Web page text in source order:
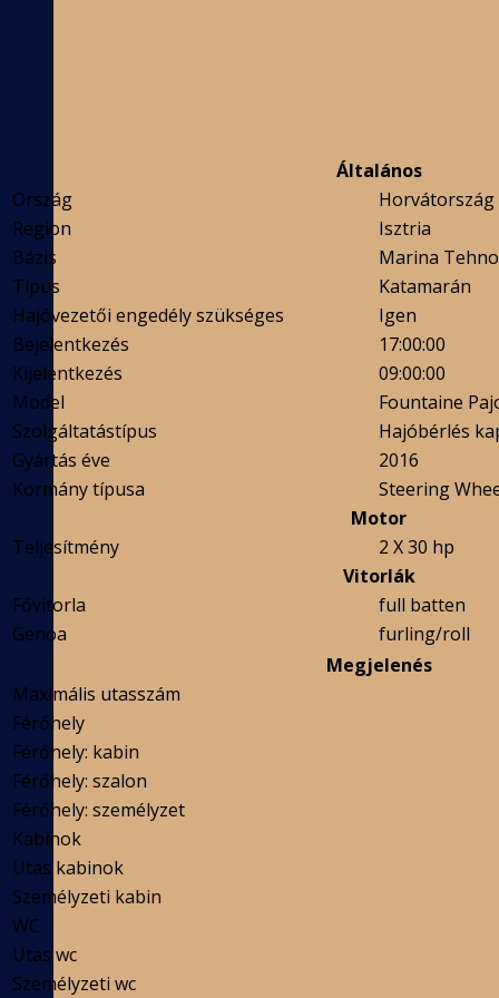
Általános
Ország
Horvátország
Region
Isztria
Bázis
Marina
Típus
Katamarán
Hajóvezetői engedély szükséges
Igen
Bejelentkezés
17:00:00
Kijelentkezés
09:00:00
Model
Fountaine
Szolgáltatástípus
Hajóbérlés
Gyártás éve
2016
Kormány típusa
Steering
Motor
Teljesítmény
2 X 30 hp
Vitorlák
Fővitorla
full batten
Genoa
furling/roll
Megjelenés
Maximális utasszám
Férőhely
Férőhely: kabin
Férőhely: szalon
Férőhely: személyzet
Kabinok
Utas kabinok
Személyzeti kabin
WC
Utas wc
Személyzeti wc